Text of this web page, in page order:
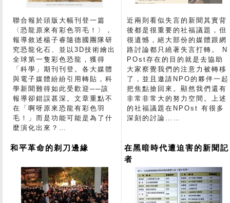
聯合報於頭版大幅刊登一篇
〈恐龍原來有彩色羽毛！〉，
報導敘述楊子睿隨德國團隊研
究恐龍化石、並以3D技術繪出
全球第一隻彩色恐龍，獲得
「科學」期刊刊登。各大媒體
與電子媒體紛紛引用轉貼，科
學新聞難得如此受歡迎──該
報導卻錯誤甚深。文章重點不
在「啊呀原來恐龍有彩色羽
毛！」而是功能可能是為了什
麼演化出來？…
近兩則看似失言的新聞其實背
後都是很重要的社福議題，但
很遺憾，絕大部份的媒體跟網
路討論都只繞著失言打轉。 N
POst存在的目的就是去協助
大家察覺我們的注意力被轉移
了，並且邀請NPO的夥伴一起
把焦點搶回來。顯然我們還有
非常非常大的努力空間。上述
的社福議題在NPOst 有很多
深刻的討論……
和平革命的剃刀邊緣
在黑暗時代遭迫害的新聞記
者